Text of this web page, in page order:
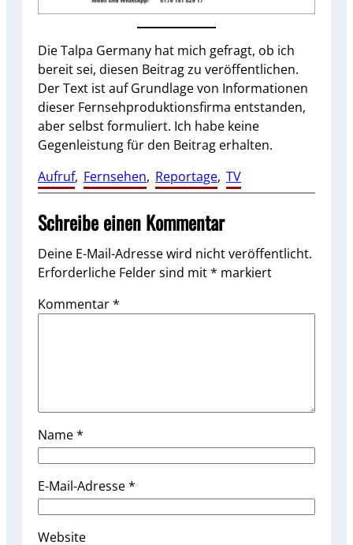
Die Talpa Germany hat mich gefragt, ob ich
bereit sei, diesen Beitrag zu veröffentlichen.
Der Text ist auf Grundlage von Informationen
dieser Fernsehproduktionsfirma entstanden,
aber selbst formuliert. Ich habe keine
Gegenleistung für den Beitrag erhalten.
Aufruf, Fernsehen, Reportage, TV
Schreibe einen Kommentar
Deine E-Mail-Adresse wird nicht veröffentlicht.
Erforderliche Felder sind mit* markiert
Kommentar*
Name*
E-Mail-Adresse*
Website